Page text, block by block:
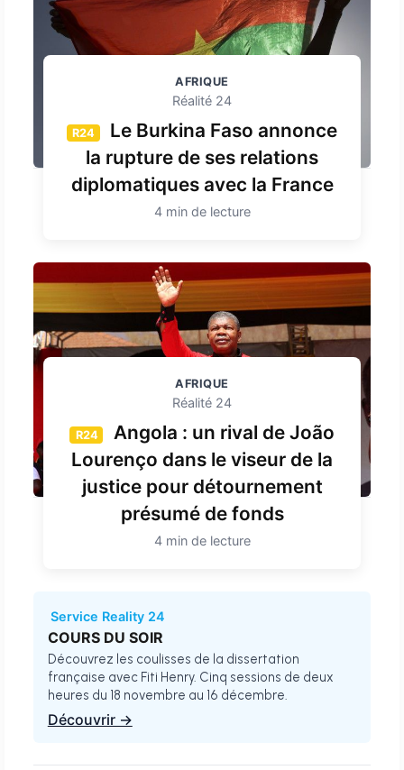
AFRIQUE
Réalité 24
R24
Le Burkina Faso annonce
la rupture de ses relations
diplomatiques avec la France
4 min de lecture
AFRIQUE
Réalité 24
R24
Angola : un rival de João
Lourenço dans le viseur de la
justice pour détournement
présumé de fonds
4 min de lecture
Service Reality 24
COURS DU SOIR
Découvrez les coulisses de la dissertation
française avec Fiti Henry. Cinq sessions de deux
heures du 18 novembre au 16 décembre.
Découvrir →